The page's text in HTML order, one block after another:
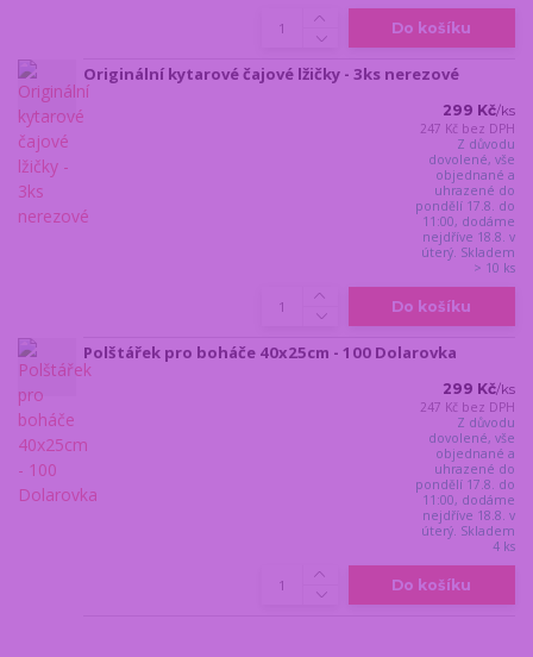
Do košíku
Originální kytarové čajové lžičky - 3ks nerezové
299 Kč/ks
247 Kč bez DPH
Z důvodu
dovolené, vše
objednané a
uhrazené do
pondělí 17.8. do
11:00, dodáme
nejdříve 18.8. v
úterý. Skladem
> 10 ks
Do košíku
Polštářek pro boháče 40x25cm - 100 Dolarovka
299 Kč/ks
247 Kč bez DPH
Z důvodu
dovolené, vše
objednané a
uhrazené do
pondělí 17.8. do
11:00, dodáme
nejdříve 18.8. v
úterý. Skladem
4 ks
Do košíku